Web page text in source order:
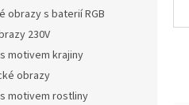
obrazy s baterií RGB
230V
motivem krajiny
obrazy
motivem rostliny